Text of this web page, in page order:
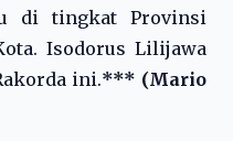
di tingkat Provinsi
Isodorus Lilijawa
ini.*** (Mario